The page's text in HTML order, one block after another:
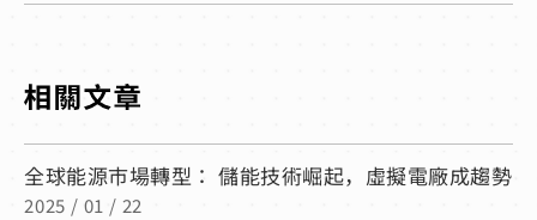
全球能源市場轉型： 儲能技術崛起，虛擬電廠成趨勢
2025 / 01 / 22